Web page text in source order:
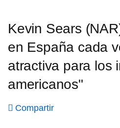
Kevin Sears
en España cada
atractiva para los
americanos"
Compartir